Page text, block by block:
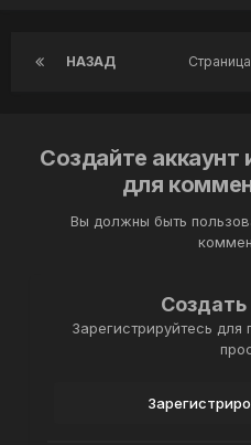
НАЗАД
Создайте аккаунт
для
Вы должны быть
Создать
Зарегистрируйтесь для